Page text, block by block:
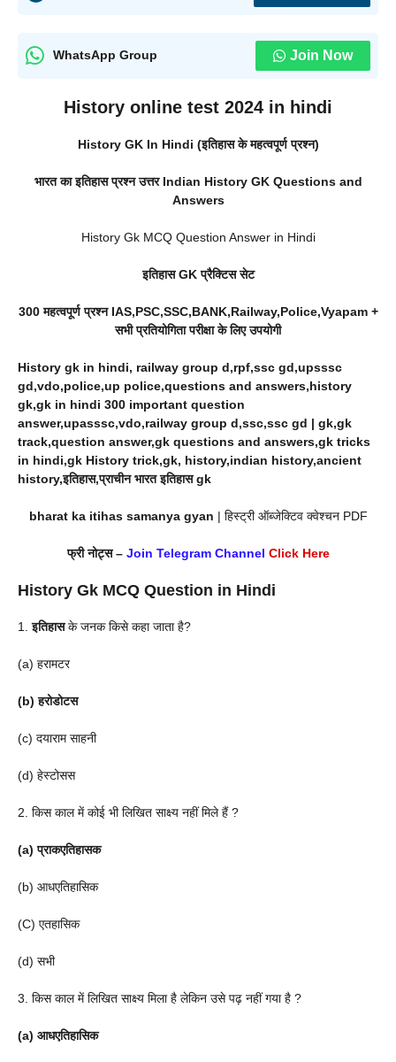
WhatsApp Group Join Now
History online test 2024 in hindi
History GK In Hindi (इतिहास के महत्वपूर्ण प्रश्न)
भारत का इतिहास प्रश्न उत्तर Indian History GK Questions and
Answers
History Gk MCQ Question Answer in Hindi
इतिहास GK प्रैक्टिस सेट
300 महत्वपूर्ण प्रश्न IAS,PSC,SSC,BANK,Railway,Police,Vyapam +
सभी प्रतियोगिता परीक्षा के लिए उपयोगी
History gk in hindi, railway group d,rpf,ssc gd,upsssc
gd,vdo,police,up police,questions and answers,history
gk,gk in hindi 300 important question
answer,upasssc,vdo,railway group d,ssc,ssc gd | gk,gk
track,question answer,gk questions and answers,gk tricks
in hindi,gk History trick,gk, history,indian history,ancient
history,इतिहास,प्राचीन भारत इतिहास gk
bharat ka itihas samanya gyan | हिस्ट्री ऑब्जेक्टिव क्वेश्चन PDF
फ्री नोट्स – Join Telegram Channel Click Here
History Gk MCQ Question in Hindi
1.इतिहासके जनक किसे कहा जाता है?
(a) हरामटर
(b) हरोडोटस
(c) दयाराम साहनी
(d) हेस्टोसस
2. किस काल में कोई भी लिखित साक्ष्य नहीं मिले हैं ?
(a) प्राकएतिहासक
(b) आधएतिहासिक
(C) एतहासिक
(d) सभी
3. किस काल में लिखित साक्ष्य मिला है लेकिन उसे पढ़ नहीं गया है ?
(a) आधएतिहासिक